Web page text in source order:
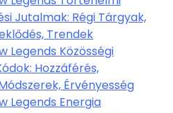
Jutalmak: Régi Tárgyak,
Trendek
Legends Közösségi
Hozzáférés,
Érvényesség
Legends Energia